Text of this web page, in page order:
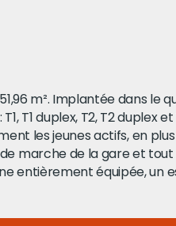
m². Implantée dans le
T1 duplex, T2, T2 duplex
les jeunes actifs, en
marche de la gare et
entièrement équipée, un